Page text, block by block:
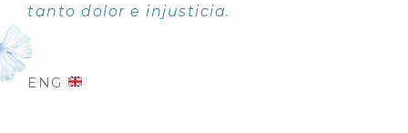
tanto dolor e injusticia.
ENG